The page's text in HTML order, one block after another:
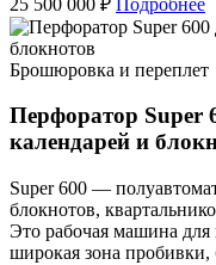
Брошюровка и переплет
Перфоратор Super
календарей и
Super 600 —
блокнотов,
Это рабочая машина для
широкая зона пробивки,